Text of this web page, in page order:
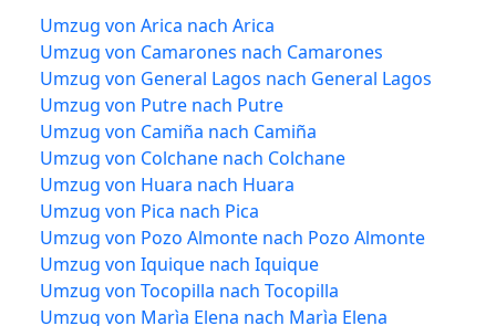
Umzug von Arica nach Arica
Umzug von Camarones nach Camarones
Umzug von General Lagos nach General Lagos
Umzug von Putre nach Putre
Umzug von Camiña nach Camiña
Umzug von Colchane nach Colchane
Umzug von Huara nach Huara
Umzug von Pica nach Pica
Umzug von Pozo Almonte nach Pozo Almonte
Umzug von Iquique nach Iquique
Umzug von Tocopilla nach Tocopilla
Umzug von Marìa Elena nach Marìa Elena